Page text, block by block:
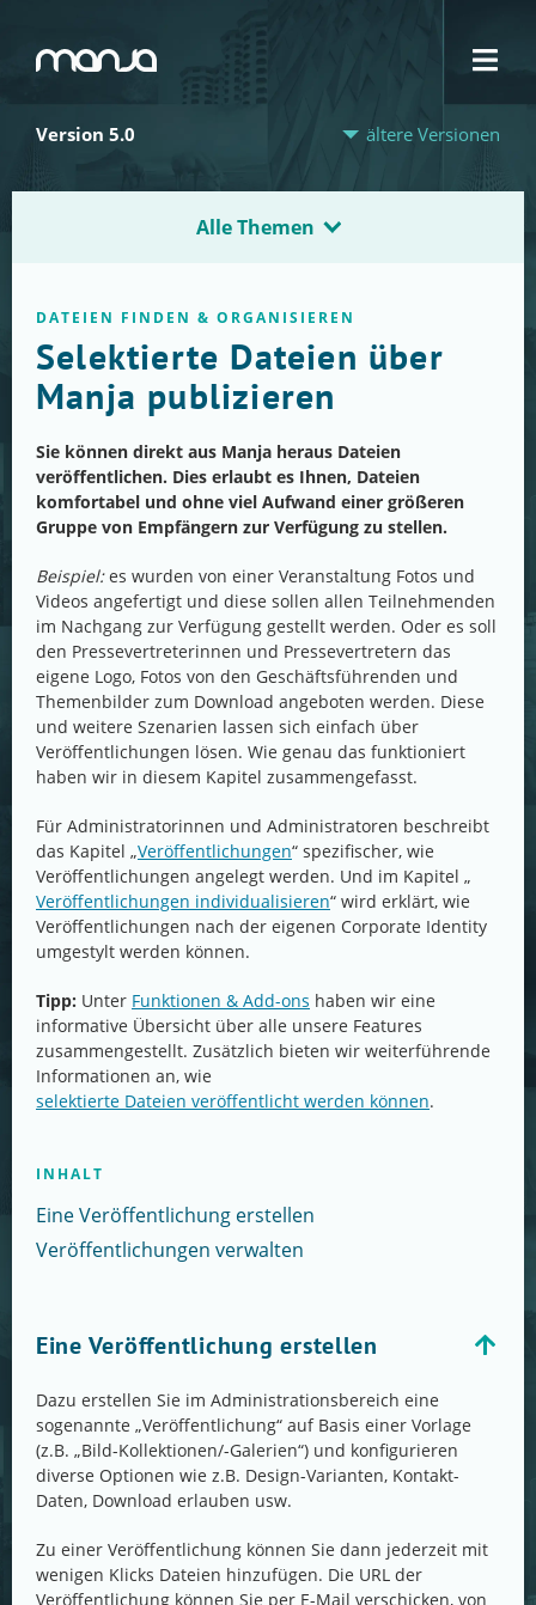
Navigation
Version 5.0 ältere Versionen
Alle Themen
DATEIEN FINDEN & ORGANISIEREN
Selektierte Dateien über
Manja publizieren
Sie können direkt aus Manja heraus Dateien
veröffentlichen. Dies erlaubt es Ihnen, Dateien
komfortabel und ohne viel Aufwand einer größeren
Gruppe von Empfängern zur Verfügung zu stellen.
Beispiel:es wurden von einer Veranstaltung Fotos und
Videos angefertigt und diese sollen allen Teilnehmenden
im Nachgang zur Verfügung gestellt werden. Oder es soll
den Pressevertreterinnen und Pressevertretern das
eigene Logo, Fotos von den Geschäftsführenden und
Themenbilder zum Download angeboten werden. Diese
und weitere Szenarien lassen sich einfach über
Veröffentlichungen lösen. Wie genau das funktioniert
haben wir in diesem Kapitel zusammengefasst.
Für Administratorinnen und Administratoren beschreibt
das Kapitel „Veröffentlichungen“ spezifischer, wie
Veröffentlichungen angelegt werden. Und im Kapitel „
Veröffentlichungen individualisieren“ wird erklärt, wie
Veröffentlichungen nach der eigenen Corporate Identity
umgestylt werden können.
Tipp: Unter Funktionen & Add-ons haben wir eine
informative Übersicht über alle unsere Features
zusammengestellt. Zusätzlich bieten wir weiterführende
Informationen an, wie
selektierte Dateien veröffentlicht werden können.
INHALT
Eine Veröffentlichung erstellen
Veröffentlichungen verwalten
Eine Veröffentlichung erstellen
Dazu erstellen Sie im Administrationsbereich eine
sogenannte „Veröffentlichung“ auf Basis einer Vorlage
(z.B. „Bild-Kollektionen/-Galerien“) und konfigurieren
diverse Optionen wie z.B. Design-Varianten, Kontakt-
Daten, Download erlauben usw.
Zu einer Veröffentlichung können Sie dann jederzeit mit
wenigen Klicks Dateien hinzufügen. Die URL der
Veröffentlichung können Sie per E-Mail verschicken, von